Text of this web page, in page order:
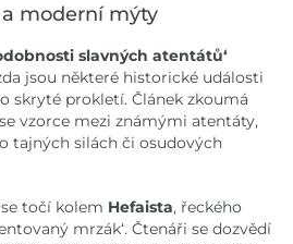
moderní mýty
slavných atentátů‘
jsou některé historické události
skryté prokletí. Článek zkoumá
vzorce mezi známými atentáty,
tajných silách či osudových
točí kolem Hefaista, řeckého
mrzák‘. Čtenáři se dozvědí